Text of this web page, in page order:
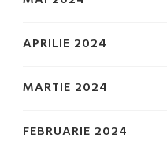
APRILIE 2024
MARTIE 2024
FEBRUARIE 2024